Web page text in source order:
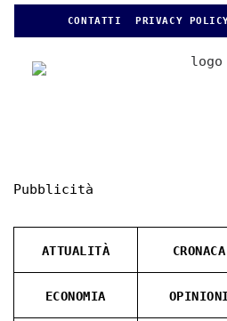
CONTATTI PRIVACY
Pubblicità
ATTUALITÀ CRONACA
ECONOMIA